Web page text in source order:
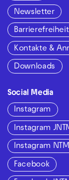
Newsletter
Kontakte &
Downloads
Social Media
Instagram
Instagram
Instagram
Facebook